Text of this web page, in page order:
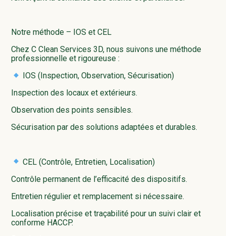
Notre méthode – IOS et CEL
Chez C Clean Services 3D, nous suivons une méthode
professionnelle et rigoureuse :
IOS (Inspection, Observation, Sécurisation)
Inspection des locaux et extérieurs.
Observation des points sensibles.
Sécurisation par des solutions adaptées et durables.
CEL (Contrôle, Entretien, Localisation)
Contrôle permanent de l’efficacité des dispositifs.
Entretien régulier et remplacement si nécessaire.
Localisation précise et traçabilité pour un suivi clair et
conforme HACCP.